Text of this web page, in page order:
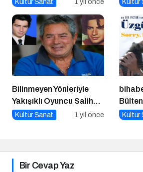
Kültür Sanat 1 yıl önce Kültür
Bilinmeyen Yönleriyle
Yakışıklı Oyuncu Salih
GÜNEY ile Söyleşi
Kültür Sanat 1 yıl önce Kültür
Bir Cevap Yaz